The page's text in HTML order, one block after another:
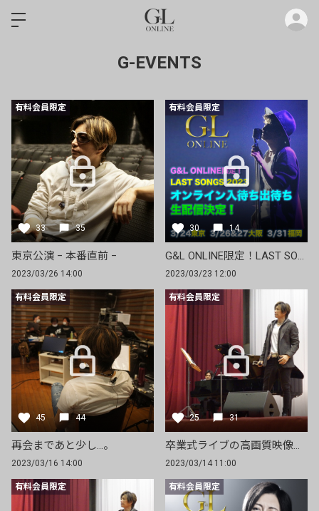
G-EVENTS
有料会員限定
33 35
東京公演 ｰ 本番直前 ｰ
2023/03/26 14:00
有料会員限定
30 14
G&L ONLINE限定！LAST SONGS 2023 オンライン入待ち出待ちの生配信決定！
2023/03/23 12:00
有料会員限定
45 44
再会まであと少し…。
2023/03/16 14:00
有料会員限定
25 31
卒業式ライブの高画質映像をG&L MEMBERS限定で公開！
2023/03/14 11:00
有料会員限定 有料会員限定